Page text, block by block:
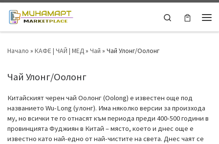
Skip to content
Search
Начало » КАФЕ | ЧАЙ | МЕД» Чай » Чай Улонг/Оолонг
Чай Улонг/Оолонг
Китайският черен чай Оолонг (Oolong) е известен още под
названието Wu-Long (улонг). Има няколко версии за произхода
му, но всички те го отнасят към периода преди 400-500 години в
провинцията Фуджиян в Китай – място, което и днес още е
известно като най-едно от най-чистите на света. Днес чаят се